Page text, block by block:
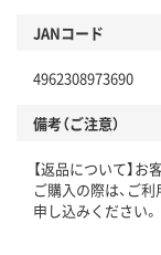
JANコード
4962308973690
備考（ご注意）
【返品について】
ご購入の際は、ご利
申し込みください。